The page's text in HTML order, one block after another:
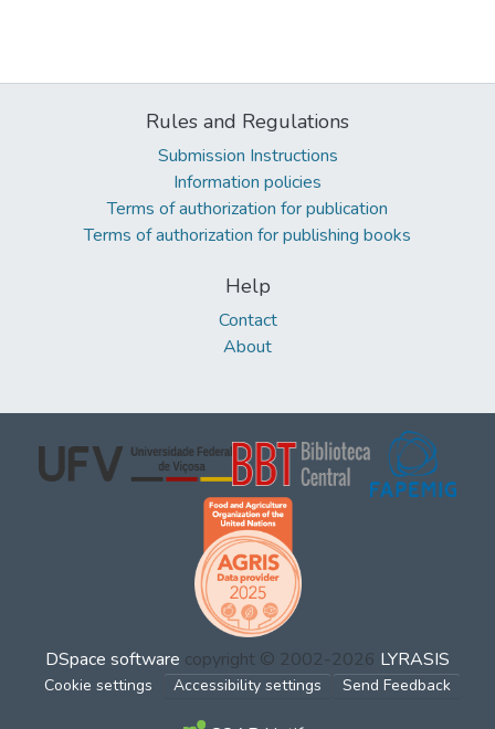
Rules and Regulations
Submission Instructions
Information policies
Terms of authorization for publication
Terms of authorization for publishing books
Help
Contact
About
DSpace software copyright © 2002-2026 LYRASIS
Cookie settings Accessibility settings Send Feedback